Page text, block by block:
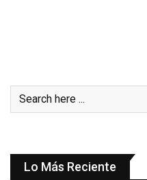
Lo Más Reciente